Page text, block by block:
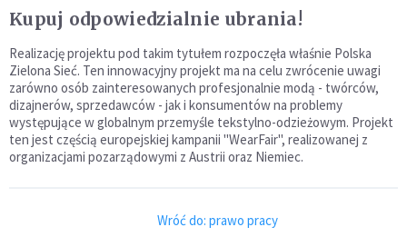
Kupuj odpowiedzialnie ubrania!
Realizację projektu pod takim tytułem rozpoczęła właśnie Polska
Zielona Sieć. Ten innowacyjny projekt ma na celu zwrócenie uwagi
zarówno osób zainteresowanych profesjonalnie modą - twórców,
dizajnerów, sprzedawców - jak i konsumentów na problemy
występujące w globalnym przemyśle tekstylno-odzieżowym. Projekt
ten jest częścią europejskiej kampanii "WearFair", realizowanej z
organizacjami pozarządowymi z Austrii oraz Niemiec.
Wróć do: prawo pracy